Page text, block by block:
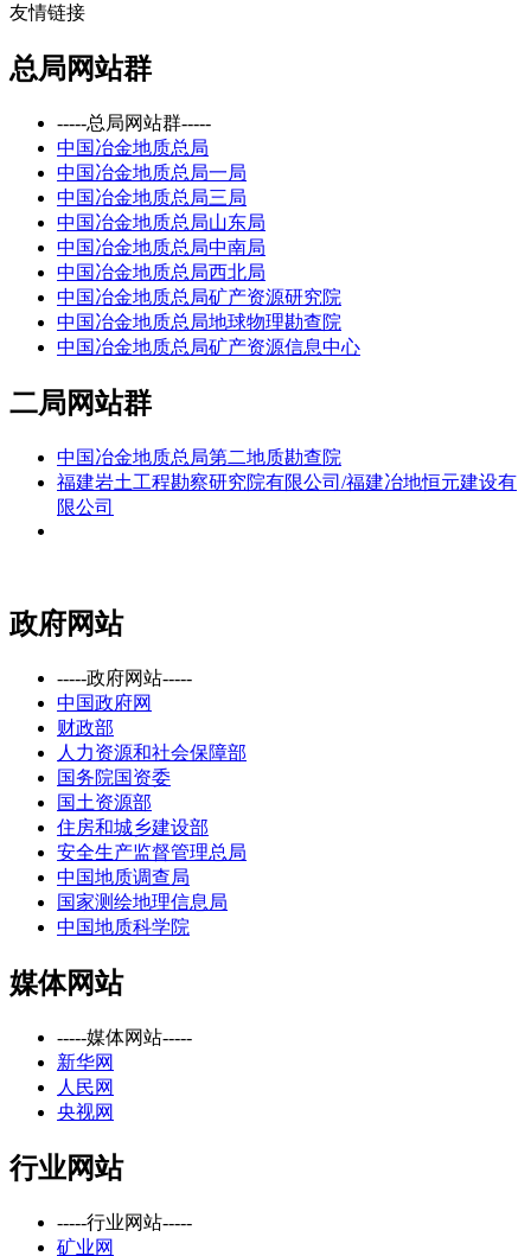
友情链接
总局网站群
-----总局网站群-----
中国冶金地质总局
中国冶金地质总局一局
中国冶金地质总局三局
中国冶金地质总局山东局
中国冶金地质总局中南局
中国冶金地质总局西北局
中国冶金地质总局矿产资源研究院
中国冶金地质总局地球物理勘查院
中国冶金地质总局矿产资源信息中心
二局网站群
中国冶金地质总局第二地质勘查院
福建岩土工程勘察研究院有限公司/福建冶地恒元建设有
限公司
政府网站
-----政府网站-----
中国政府网
财政部
人力资源和社会保障部
国务院国资委
国土资源部
住房和城乡建设部
安全生产监督管理总局
中国地质调查局
国家测绘地理信息局
中国地质科学院
媒体网站
-----媒体网站-----
新华网
人民网
央视网
行业网站
-----行业网站-----
矿业网